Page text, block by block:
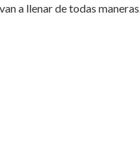
a llenar de todas maneras.